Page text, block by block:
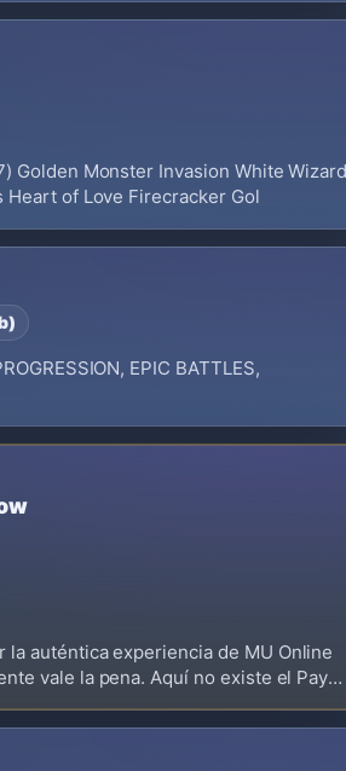
Golden Monster Invasion White Wizard
Heart of Love Firecracker Gol
EPIC BATTLES,
auténtica experiencia de MU Online
vale la pena. Aquí no existe el Pay